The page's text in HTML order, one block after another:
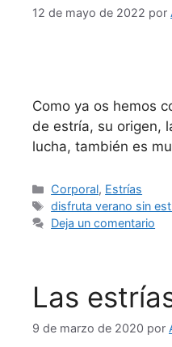
12 de mayo de 2022 por
Como ya os hemos
de estría, su origen,
lucha, también es
Corporal, Estrías
disfruta verano sin
Deja un comentario
Las
9 de marzo de 2020 por